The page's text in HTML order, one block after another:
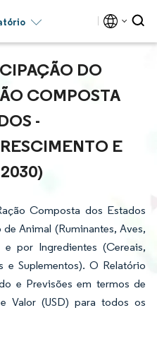
DO
COMPOSTA
-
E
Composta dos Estados
Animal (Ruminantes, Aves,
por Ingredientes (Cereais,
e Suplementos). O Relatório
e Previsões em termos de
Valor (USD) para todos os